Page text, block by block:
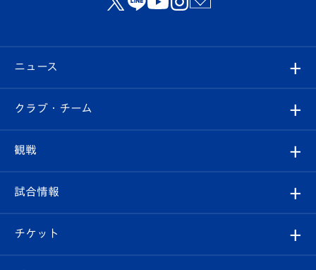
ニュース
すべて
クラブ
試合情報
クラブ・チーム
クラブ概要
エンブレム紹介
観戦
観戦ルール
はじめての観戦ガイド
試合情報
試合日程/結果
チケット